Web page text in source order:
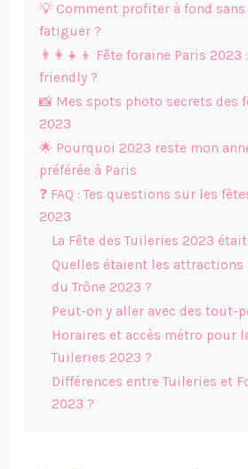
💡 Comment profiter à fond
fatiguer ?
👨‍👩‍👧‍👦 Fête foraine Paris 2023
friendly ?
📸 Mes spots photo secrets des
2023
🌟 Pourquoi 2023 reste mon
préférée à Paris
❓ FAQ : Tes questions sur les
2023
La Fête des Tuileries 2023
Quelles étaient les attractions
du Trône 2023 ?
Peut-on y aller avec des tout-
Horaires et accès métro pour
Tuileries 2023 ?
Différences entre Tuileries et
2023 ?